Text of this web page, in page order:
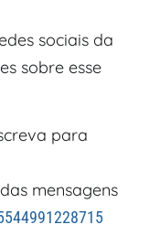
sociais da
sobre esse
para
mensagens